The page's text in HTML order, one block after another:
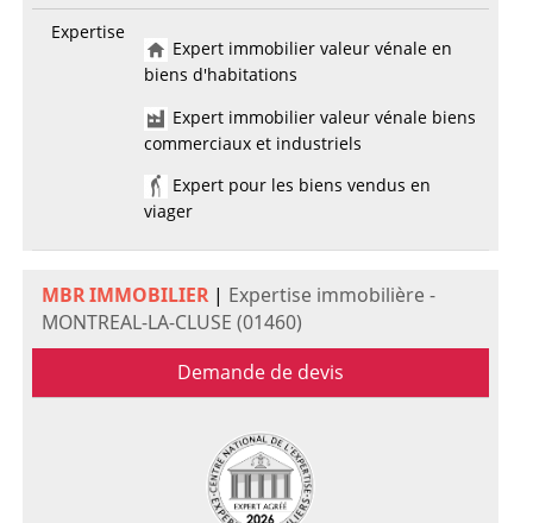
Expertise
Expert immobilier valeur vénale en
biens d'habitations
Expert immobilier valeur vénale biens
commerciaux et industriels
Expert pour les biens vendus en
viager
MBR IMMOBILIER| Expertise immobilière -
MONTREAL-LA-CLUSE (01460)
Demande de devis